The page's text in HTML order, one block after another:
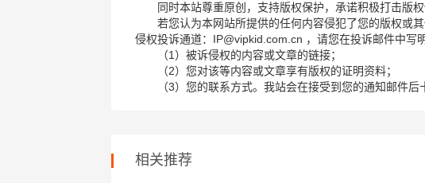
同时本站尊重原创，支持版权保护，承诺积极打击版权
若您认为本网站所提供的任何内容侵犯了您的版权或
侵权投诉通道：IP@vipkid.com.cn ，请您在投诉邮件中写
（1）被诉侵权的内容或文章的链接；
（2）您对该等内容或文章享有版权的证明资料；
（3）您的联系方式。我站会在接受到您的通知邮件后
相关推荐